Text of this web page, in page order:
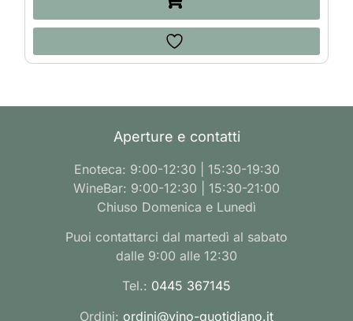
Aperture e contatti
Enoteca: 9:00-12:30 | 15:30-19:30
WineBar: 9:00-12:30 | 15:30-21:00
Chiuso Domenica e Lunedì
Puoi contattarci dal martedì al sabato
dalle 9:00 alle 12:30
Tel.: 0445 367145
Ordini: ordini@vino-quotidiano.it